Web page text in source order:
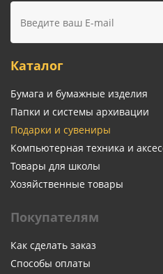
Каталог
Бумага и бумажные изделия
Папки и системы архивации
Подарки и сувениры
Компьютерная техника и
Товары для школы
Хозяйственные товары
Покупателям
Как сделать заказ
Способы оплаты